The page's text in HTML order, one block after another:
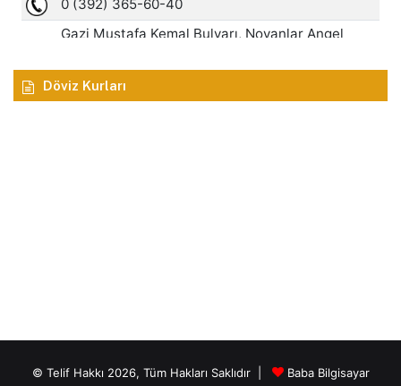
Döviz Kurları
© Telif Hakkı 2026, Tüm Hakları Saklıdır | Baba Bilgisayar